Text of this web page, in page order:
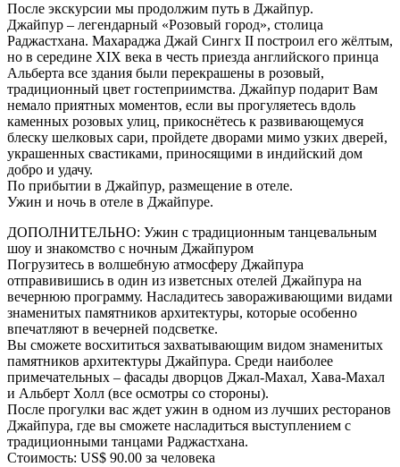
После экскурсии мы продолжим путь в Джайпур.
Джайпур – легендарный «Розовый город», столица
Раджастхана. Махараджа Джай Сингх II построил его жёлтым,
но в середине XIX века в честь приезда английского принца
Альберта все здания были перекрашены в розовый,
традиционный цвет гостеприимства. Джайпур подарит Вам
немало приятных моментов, если вы прогуляетесь вдоль
каменных розовых улиц, прикоснётесь к развивающемуся
блеску шелковых сари, пройдете дворами мимо узких дверей,
украшенных свастиками, приносящими в индийский дом
добро и удачу.
По прибытии в Джайпур, размещение в отеле.
Ужин и ночь в отеле в Джайпуре.
ДОПОЛНИТЕЛЬНО: Ужин с традиционным танцевальным
шоу и знакомство с ночным Джайпуром
Погрузитесь в волшебную атмосферу Джайпура
отправивишись в один из изветсных отелей Джайпура на
вечернюю программу. Насладитесь завораживающими видами
знаменитых памятников архитектуры, которые особенно
впечатляют в вечерней подсветке.
Вы сможете восхититься захватывающим видом знаменитых
памятников архитектуры Джайпура. Среди наиболее
примечательных – фасады дворцов Джал-Махал, Хава-Махал
и Альберт Холл (все осмотры со стороны).
После прогулки вас ждет ужин в одном из лучших ресторанов
Джайпура, где вы сможете насладиться выступлением с
традиционными танцами Раджастхана.
Стоимость: US$ 90.00 за человека